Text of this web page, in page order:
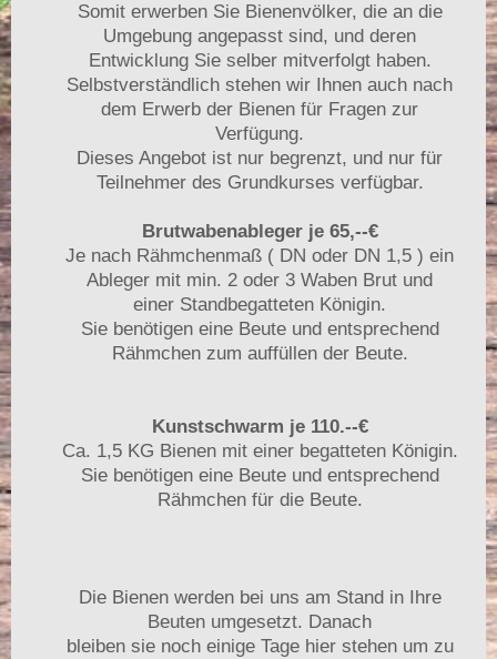
Somit erwerben Sie Bienenvölker, die an die
Umgebung angepasst sind, und deren
Entwicklung Sie selber mitverfolgt haben.
Selbstverständlich stehen wir Ihnen auch nach
dem Erwerb der Bienen für Fragen zur
Verfügung.
Dieses Angebot ist nur begrenzt, und nur für
Teilnehmer des Grundkurses verfügbar.
Brutwabenableger je 65,--€
Je nach Rähmchenmaß ( DN oder DN 1,5 ) ein
Ableger mit min. 2 oder 3 Waben Brut und
einer Standbegatteten Königin.
Sie benötigen eine Beute und entsprechend
Rähmchen zum auffüllen der Beute.
Kunstschwarm je 110.--€
Ca. 1,5 KG Bienen mit einer begatteten Königin.
Sie benötigen eine Beute und entsprechend
Rähmchen für die Beute.
Die Bienen werden bei uns am Stand in Ihre
Beuten umgesetzt. Danach
bleiben sie noch einige Tage hier stehen um zu